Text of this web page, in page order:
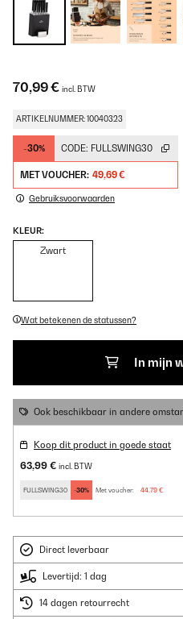
70,99 € incl. BTW
ARTIKELNUMMER: 10040323
-30% CODE: FULLSWING30
MET VOUCHER: 49,69 €
Gebruiksvoorwaarden
KLEUR:
Zwart
Wat betekenen de statussen?
In mijn
Ook beschikbaar in andere
Koop dit product in goede staat
63,99 € incl. BTW
FULLSWING30 -30% Met voucher: 44,79 €
Direct leverbaar
Levertijd: 1 dag
14 dagen retourrecht